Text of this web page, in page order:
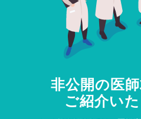
非公開の医
ご紹介い